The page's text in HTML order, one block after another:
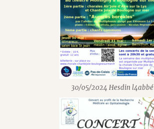
30/05/2024 Hesdin l4abbé